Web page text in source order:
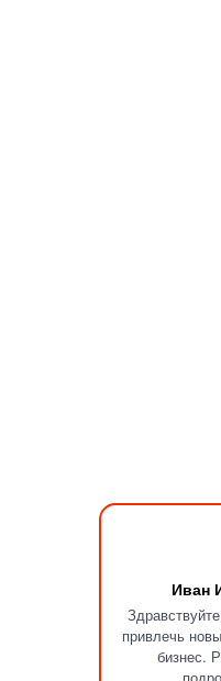
Иван
привлечь
бизнес.